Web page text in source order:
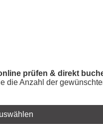
prüfen & direkt
die Anzahl der